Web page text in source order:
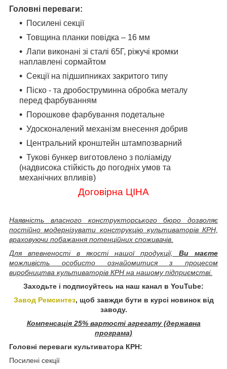
Головні переваги:
Посилені секції
Товщина планки повідка – 16 мм
Лапи виконані зі сталі 65Г, ріжучі кромки
наплавлені сормайтом
Секції на підшипниках закритого типу
Піско - та дробоструминна обробка металу
перед фарбуванням
Порошкове фарбування подетальне
Удосконалений механізм внесення добрив
Центральний кронштейн штампозварний
Тукові бункер виготовлено з поліаміду
(надвисока стійкість до погодніх умов та
механічних впливів)
Договірна ЦІНА
Наявність власного конструкторського бюро дозволяє
постійно модернізувати конструкцію культиваторів КРН,
враховуючи побажання потенційних споживачів.
Для впевненості в якості нашої продукції, Ви маєте
можливість особисто ознайомитися з процесом
виробництва культиваторів КРН на нашому підприємстві.
Заходьте і подписуйтесь на наш канал в YouTube:
Завод Ремсинтез, щоб завжди бути в курсі новинок від
заводу.
Компенсація 25% вартості агрегату (державна
програма)
Головні переваги культиватора КРН:
Посилені секції